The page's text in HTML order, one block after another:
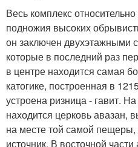
Весь комплекс
подножия высоких
он заключен
которые в последний раз
в центре находится самая
катогике, построенная в
устроена ризница - гавит.
находится церковь авазан,
на месте той самой пещеры,
источник. В восточной